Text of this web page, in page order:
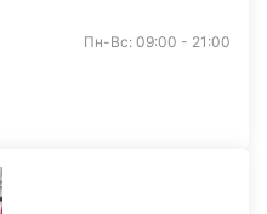
Пн-Вс: 09:00 - 21:00